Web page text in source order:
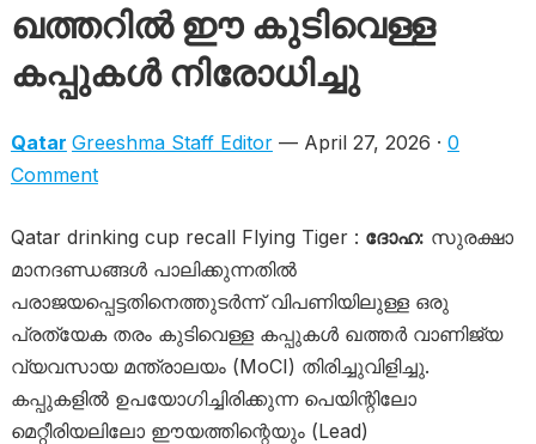
ഖത്തറിൽ ഈ കുടിവെള്ള
കപ്പുകൾ നിരോധിച്ചു
Qatar Greeshma Staff Editor— April 27, 2026 · 0
Comment
Qatar drinking cup recall Flying Tiger : ദോഹ: സുരക്ഷാ
മാനദണ്ഡങ്ങൾ പാലിക്കുന്നതിൽ
പരാജയപ്പെട്ടതിനെത്തുടർന്ന് വിപണിയിലുള്ള ഒരു
പ്രത്യേക തരം കുടിവെള്ള കപ്പുകൾ ഖത്തർ വാണിജ്യ
വ്യവസായ മന്ത്രാലയം (MoCI) തിരിച്ചുവിളിച്ചു.
കപ്പുകളിൽ ഉപയോഗിച്ചിരിക്കുന്ന പെയിന്റിലോ
മെറ്റീരിയലിലോ ഈയത്തിന്റെയും (Lead)